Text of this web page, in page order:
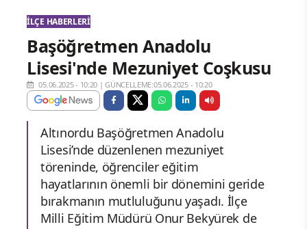
İLÇE HABERLERI
Başöğretmen Anadolu
Lisesi'nde Mezuniyet Coşkusu
05.06.2025 - 10:20 |GÜNCELLEME:05.06.2025 - 10:20
Altınordu Başöğretmen Anadolu
Lisesi’nde düzenlenen mezuniyet
töreninde, öğrenciler eğitim
hayatlarının önemli bir dönemini geride
bırakmanın mutluluğunu yaşadı. İlçe
Milli Eğitim Müdürü Onur Bekyürek de